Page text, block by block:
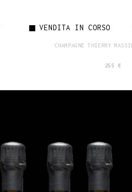
VENDITA IN CORSO
CHAMPAGNE THIERRY
255 €